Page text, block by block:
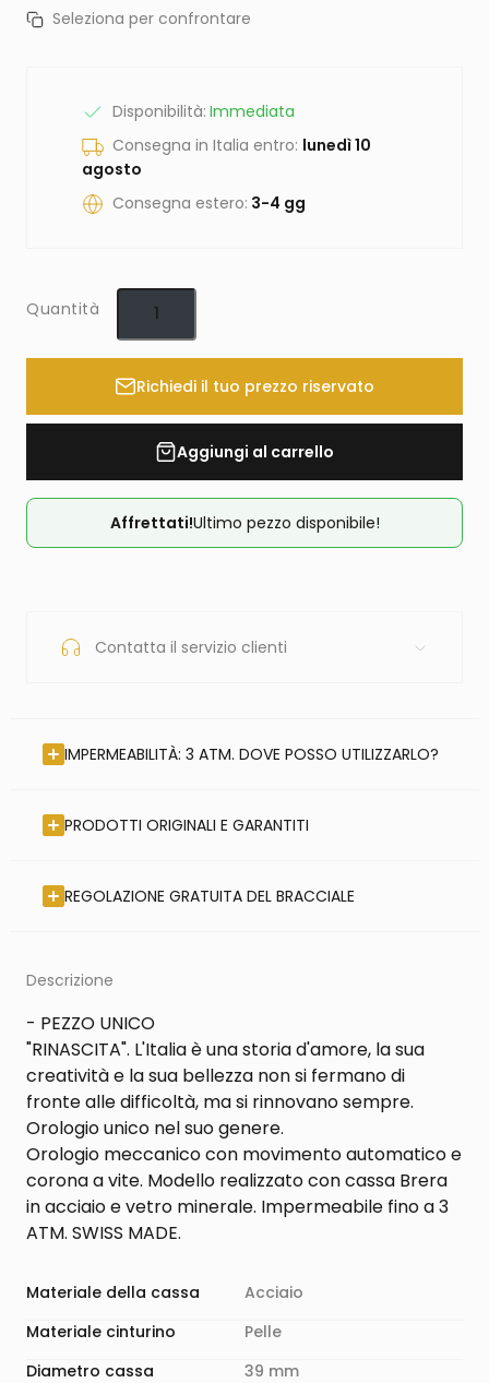
Seleziona per confrontare
Disponibilità: Immediata
Consegna in Italia entro: lunedì 10
agosto
Consegna estero: 3-4 gg
Quantità
Richiedi il tuo prezzo riservato
Aggiungi al carrello
Affrettati!Ultimo pezzo disponibile!
Contatta il servizio clienti
IMPERMEABILITÀ: 3 ATM. DOVE POSSO UTILIZZARLO?
PRODOTTI ORIGINALI E GARANTITI
REGOLAZIONE GRATUITA DEL BRACCIALE
Descrizione
- PEZZO UNICO
"RINASCITA". L'Italia è una storia d'amore, la sua
creatività e la sua bellezza non si fermano di
fronte alle difficoltà, ma si rinnovano sempre.
Orologio unico nel suo genere.
Orologio meccanico con movimento automatico e
corona a vite. Modello realizzato con cassa Brera
in acciaio e vetro minerale. Impermeabile fino a 3
ATM. SWISS MADE.
Materiale della cassa
Acciaio
Materiale cinturino
Pelle
Diametro cassa
39 mm